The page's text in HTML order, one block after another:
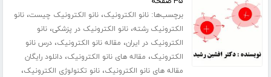
برچسب‌ها:نانو الکترونیک،نانو الکترونیک چیست،نانو
الکترونیک رشته،نانو الکترونیک در پزشکی،نانو
الکترونیک در ایران، مقاله نانو الکترونیک،درس نانو
الکترونیک، مقاله های نانو الکترونیک،دانلود رایگان
مقاله های نانو الکترونیک،نانو تکنولوژی الکترونیک،